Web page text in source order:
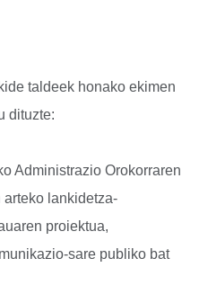
taldeek honako ekimen
dituzte:
Administrazio Orokorraren
lankidetza-
proiektua,
sare publiko bat